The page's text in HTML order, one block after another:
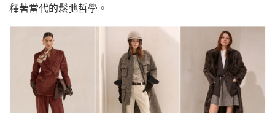
釋著當代的鬆弛哲學。